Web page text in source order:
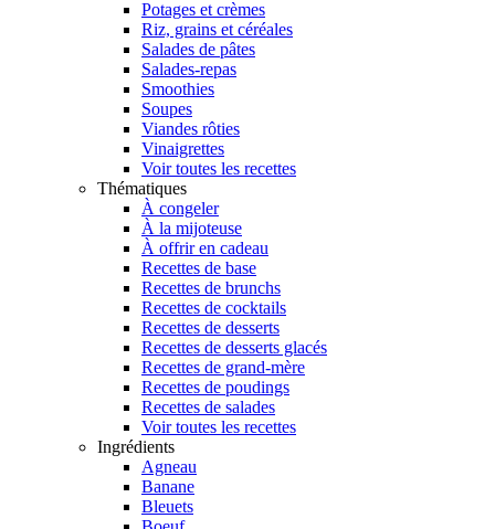
Potages et crèmes
Riz, grains et céréales
Salades de pâtes
Salades-repas
Smoothies
Soupes
Viandes rôties
Vinaigrettes
Voir toutes les recettes
Thématiques
À congeler
À la mijoteuse
À offrir en cadeau
Recettes de base
Recettes de brunchs
Recettes de cocktails
Recettes de desserts
Recettes de desserts glacés
Recettes de grand-mère
Recettes de poudings
Recettes de salades
Voir toutes les recettes
Ingrédients
Agneau
Banane
Bleuets